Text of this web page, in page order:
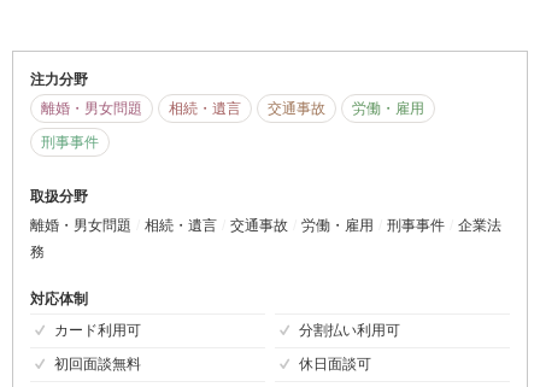
注力分野
離婚・男女問題
相続・遺言 交通事故
労働・雇用
刑事事件
取扱分野
離婚・男女問題
相続・遺言 交通事故 労働・雇用 刑事事件
企業法
務
対応体制
カード利用可
分割払い利用可
初回面談無料
休日面談可